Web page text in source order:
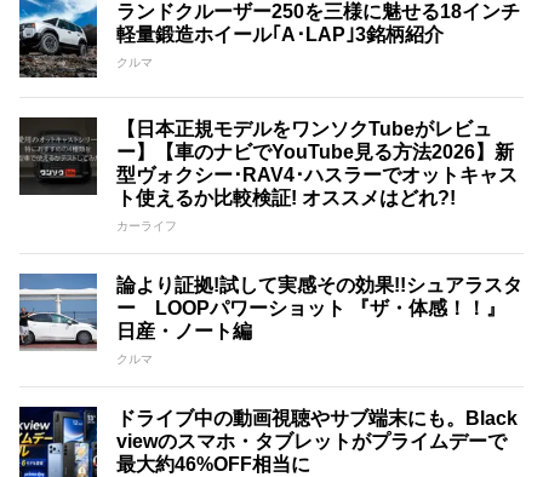
ランドクルーザー250を三様に魅せる18インチ
軽量鍛造ホイール｢A･LAP｣3銘柄紹介
クルマ
【日本正規モデルをワンソクTubeがレビュ
ー】【車のナビでYouTube見る方法2026】新
型ヴォクシー･RAV4･ハスラーでオットキャス
ト使えるか比較検証! オススメはどれ?!
カーライフ
論より証拠!試して実感その効果!!シュアラスタ
ー LOOPパワーショット 『ザ・体感！！』
日産・ノート編
クルマ
ドライブ中の動画視聴やサブ端末にも。Black
viewのスマホ・タブレットがプライムデーで
最大約46%OFF相当に